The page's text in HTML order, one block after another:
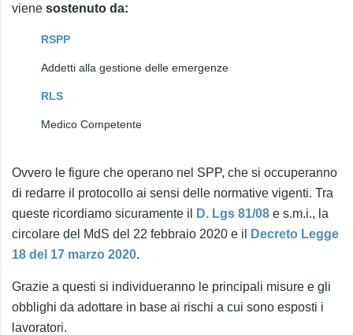
viene sostenuto da:
RSPP
Addetti alla gestione delle emergenze
RLS
Medico Competente
Ovvero le figure che operano nel SPP, che si occuperanno
di redarre il protocollo ai sensi delle normative vigenti. Tra
queste ricordiamo sicuramente il
D. Lgs 81/08 e s.m.i., la
circolare del MdS del 22 febbraio 2020 e il
Decreto Legge
18 del 17 marzo 2020.
Grazie a questi si individueranno le principali misure e gli
obblighi da adottare in base ai rischi a cui sono esposti i
lavoratori.